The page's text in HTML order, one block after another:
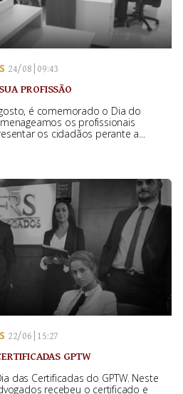
24/08 | 09:43
PROFISSÃO
é comemorado o Dia do
os profissionais
os cidadãos perante a...
22/06 | 15:27
GPTW
das Certificadas do GPTW. Neste
recebeu o certificado e